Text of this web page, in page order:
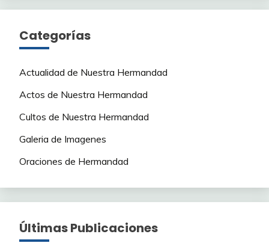
Categorías
Actualidad de Nuestra Hermandad
Actos de Nuestra Hermandad
Cultos de Nuestra Hermandad
Galeria de Imagenes
Oraciones de Hermandad
Últimas Publicaciones